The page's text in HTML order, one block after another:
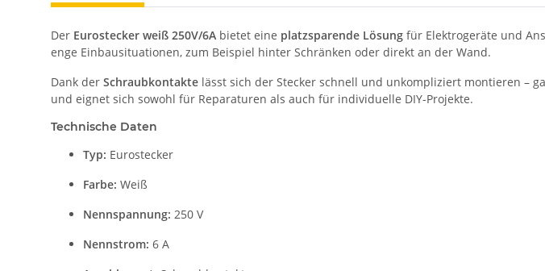
Der Eurostecker weiß 250V/6A bietet eine platzsparende Lösung für Elektrogeräte und
enge Einbausituationen, zum Beispiel hinter Schränken oder direkt an der Wand.
Dank der Schraubkontakte lässt sich der Stecker schnell und unkompliziert montieren –
und eignet sich sowohl für Reparaturen als auch für individuelle DIY-Projekte.
Technische Daten
Typ: Eurostecker
Farbe: Weiß
Nennspannung: 250 V
Nennstrom: 6 A